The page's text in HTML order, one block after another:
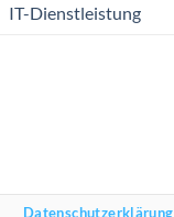
IT-Dienstleistung
Datenschutzerklärung